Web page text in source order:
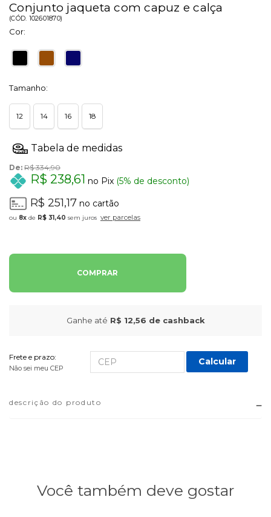
Conjunto jaqueta com capuz e calça
(CÓD. 102601870)
Cor:
Tamanho:
12 14 16 18
De: R$ 334,90
R$ 238,61 no Pix (5% de desconto)
R$ 251,17 no cartão
8x de R$ 31,40 sem juros ver parcelas
COMPRAR
Ganhe até R$ 12,56 de cashback
Frete e prazo:
Não sei meu CEP
Calcular
descrição do produto
Você também deve gostar